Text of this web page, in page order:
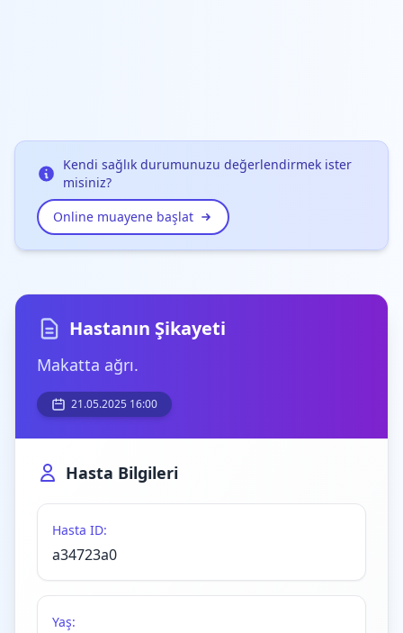
Kendi sağlık durumunuzu değerlendirmek ister
misiniz?
Online muayene başlat
Hastanın Şikayeti
Makatta ağrı.
21.05.2025 16:00
Hasta Bilgileri
Hasta ID:
a34723a0
Yaş: